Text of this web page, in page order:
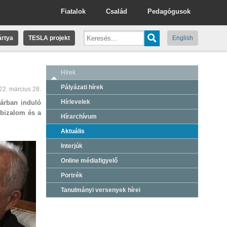
Pedagógusok
Család
Fiatalok
TESLA projekt English
március 28.
induló
és a
Hírek
Pályázati hírek
Hírlevelek
Hírarchívum
Aktuális
Interjúk
Online médiafigyelő
Portrék
Tanulmányi versenyek hírei